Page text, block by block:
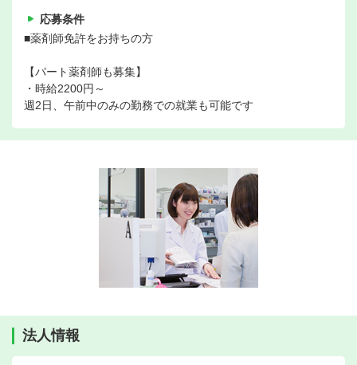
応募条件
■薬剤師免許をお持ちの方
【パート薬剤師も募集】
・時給2200円～
週2日、午前中のみの勤務での就業も可能です
法人情報